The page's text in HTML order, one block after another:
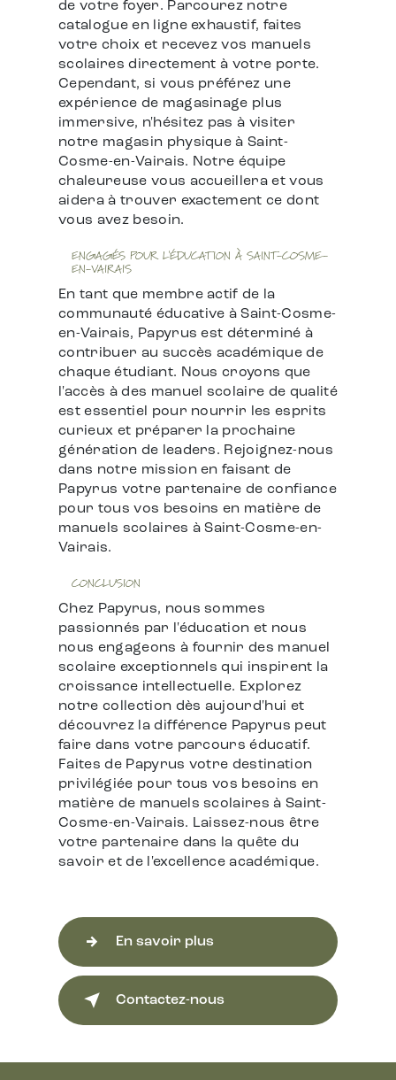
de votre foyer. Parcourez notre
catalogue en ligne exhaustif, faites
votre choix et recevez vos manuels
scolaires directement à votre porte.
Cependant, si vous préférez une
expérience de magasinage plus
immersive, n'hésitez pas à visiter
notre magasin physique à Saint-
Cosme-en-Vairais. Notre équipe
chaleureuse vous accueillera et vous
aidera à trouver exactement ce dont
vous avez besoin.
ENGAGÉS POUR L'ÉDUCATION À SAINT-COSME-
EN-VAIRAIS
En tant que membre actif de la
communauté éducative à Saint-Cosme-
en-Vairais, Papyrus est déterminé à
contribuer au succès académique de
chaque étudiant. Nous croyons que
l'accès à des manuel scolaire de qualité
est essentiel pour nourrir les esprits
curieux et préparer la prochaine
génération de leaders. Rejoignez-nous
dans notre mission en faisant de
Papyrus votre partenaire de confiance
pour tous vos besoins en matière de
manuels scolaires à Saint-Cosme-en-
Vairais.
CONCLUSION
Chez Papyrus, nous sommes
passionnés par l'éducation et nous
nous engageons à fournir des manuel
scolaire exceptionnels qui inspirent la
croissance intellectuelle. Explorez
notre collection dès aujourd'hui et
découvrez la différence Papyrus peut
faire dans votre parcours éducatif.
Faites de Papyrus votre destination
privilégiée pour tous vos besoins en
matière de manuels scolaires à Saint-
Cosme-en-Vairais. Laissez-nous être
votre partenaire dans la quête du
savoir et de l'excellence académique.
En savoir plus
Contactez-nous